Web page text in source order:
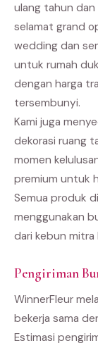
ulang tahun dan
selamat grand
wedding dan
untuk rumah
dengan harga
tersembunyi.
Kami juga
dekorasi ruang
momen
premium untuk
Semua produk
menggunakan
dari kebun mitra
Pengiriman
WinnerFleur
bekerja sama
Estimasi